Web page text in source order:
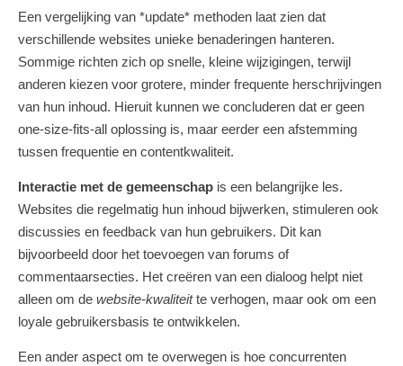
Een vergelijking van *update* methoden laat zien dat
verschillende websites unieke benaderingen hanteren.
Sommige richten zich op snelle, kleine wijzigingen, terwijl
anderen kiezen voor grotere, minder frequente herschrijvingen
van hun inhoud. Hieruit kunnen we concluderen dat er geen
one-size-fits-all oplossing is, maar eerder een afstemming
tussen frequentie en contentkwaliteit.
Interactie met de gemeenschap is een belangrijke les.
Websites die regelmatig hun inhoud bijwerken, stimuleren ook
discussies en feedback van hun gebruikers. Dit kan
bijvoorbeeld door het toevoegen van forums of
commentaarsecties. Het creëren van een dialoog helpt niet
alleen om de website-kwaliteitte verhogen, maar ook om een
loyale gebruikersbasis te ontwikkelen.
Een ander aspect om te overwegen is hoe concurrenten